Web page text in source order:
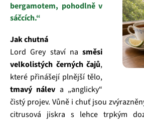
bergamotem, pohodlně v
sáčcích.“
Jak chutná
Lord Grey staví nasměsi
velkolistých černých čajů,
které přinášejí plnější tělo,
tmavý nálev a „anglicky“
čistý projev. Vůně i chuť jsou
citrusová jiskra s lehce trpkým